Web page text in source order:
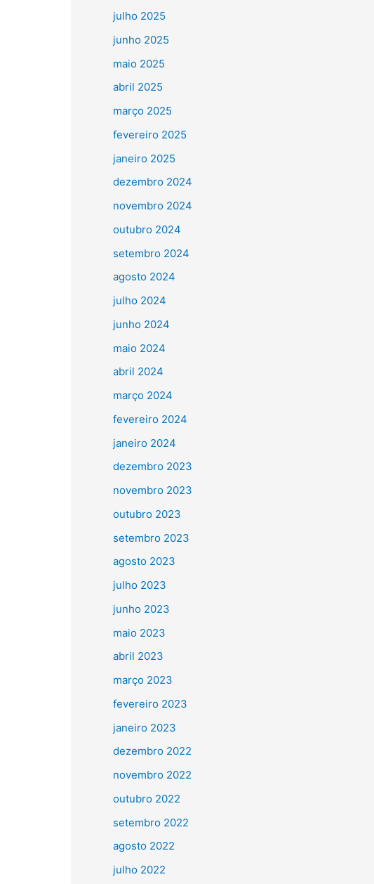
julho 2025
junho 2025
maio 2025
abril 2025
março 2025
fevereiro 2025
janeiro 2025
dezembro 2024
novembro 2024
outubro 2024
setembro 2024
agosto 2024
julho 2024
junho 2024
maio 2024
abril 2024
março 2024
fevereiro 2024
janeiro 2024
dezembro 2023
novembro 2023
outubro 2023
setembro 2023
agosto 2023
julho 2023
junho 2023
maio 2023
abril 2023
março 2023
fevereiro 2023
janeiro 2023
dezembro 2022
novembro 2022
outubro 2022
setembro 2022
agosto 2022
julho 2022